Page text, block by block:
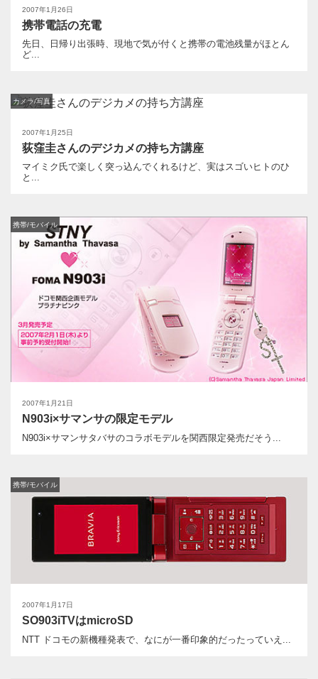
2007年1月26日
携帯電話の充電
先日、日帰り出張時、現地で気が付くと携帯の電池残量がほとん
ど...
2007年1月25日
カメラ/写真
荻窪圭さんのデジカメの持ち方講座
マイミク氏で楽しく突っ込んでくれるけど、実はスゴいヒトのひ
と...
2007年1月21日
携帯/モバイル
N903i×サマンサの限定モデル
N903i×サマンサタバサのコラボモデルを関西限定発売だそう...
2007年1月17日
携帯/モバイル
SO903iTVはmicroSD
NTT ドコモの新機種発表で、なにが一番印象的だったっていえ...